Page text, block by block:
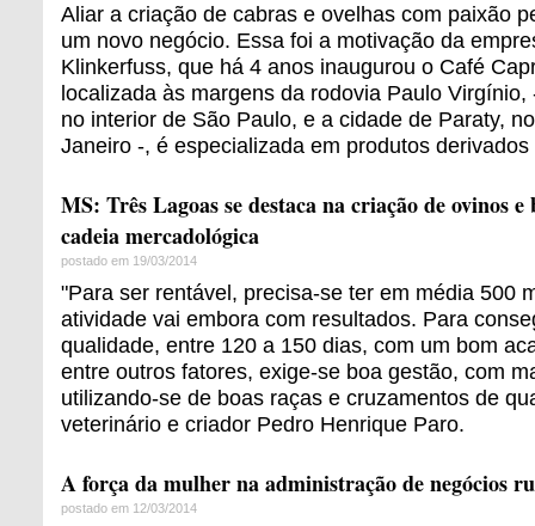
Aliar a criação de cabras e ovelhas com paixão
um novo negócio. Essa foi a motivação da
Klinkerfuss, que há 4 anos inaugurou o Café
localizada às margens da rodovia Paulo
no interior de São Paulo, e a cidade de Paraty,
Janeiro -, é especializada em produtos
MS: Três Lagoas se destaca na criação de ovinos
cadeia mercadológica
postado em 19/03/2014
"Para ser rentável, precisa-se ter em média 500
atividade vai embora com resultados. Para
qualidade, entre 120 a 150 dias, com um bom
entre outros fatores, exige-se boa gestão, com
utilizando-se de boas raças e cruzamentos de
veterinário e criador Pedro Henrique Paro.
A força da mulher na administração de negócios
postado em 12/03/2014